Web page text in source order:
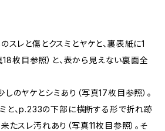
スレと傷とクスミとヤケと、裏表紙に1
枚目参照）と、表から見えない裏面全
のヤケとシミあり（写真17枚目参照）。
と、p.233の下部に横断する形で折れ跡
たスレ汚れあり（写真11枚目参照）。そ